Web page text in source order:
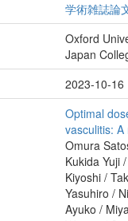
学術雑誌論
Oxford
Japan
2023-10-16
Optimal
vasculitis:
Omura
Kukida Yuji
Kiyoshi /
Yasuhiro /
Ayuko /